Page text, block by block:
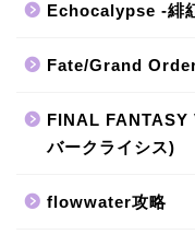
Echocalypse -緋
Fate/Grand
FINAL FANTASY
バークライシス)
flowwater攻略